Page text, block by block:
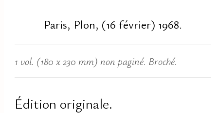
Paris, Plon, (16 février) 1968.
1 vol. (180 x 230 mm) non paginé. Broché.
Édition originale.